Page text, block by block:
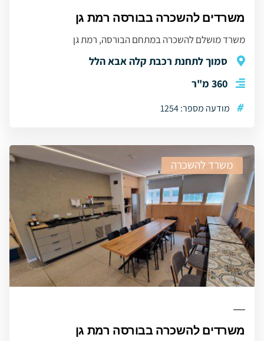
משרדים להשכרה בבורסה רמת גן
משרד מושלם להשכרה במתחם הבורסה, רמת גן
סמוך לתחנת רכבת קלה אבא הלל
360 מ"ר
# מודעה מספר: 1254
משרד להשכרה
משרדים להשכרה בבורסה רמת גן